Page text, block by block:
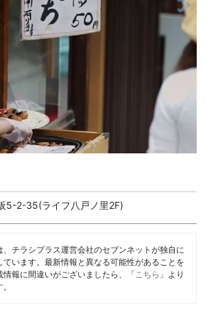
5-2-35(ライフ八戸ノ里2F)
、チラシプラス運営会社のセブンネットが独自に
います。最新情報と異なる可能性があることを
情報に間違いがございましたら、「 こちら 」より